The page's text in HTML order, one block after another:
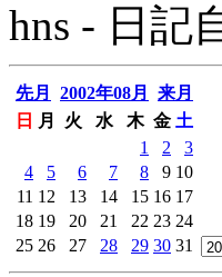
hns - 日記
先月 2002年08月
来月
日
月 火 水 木 金 土
1
2
3
4
5 6 7 8 9 10
11 12 13 14 15 16 17
18 19 20 21 22 23 24
25 26 27 28 29 30 31